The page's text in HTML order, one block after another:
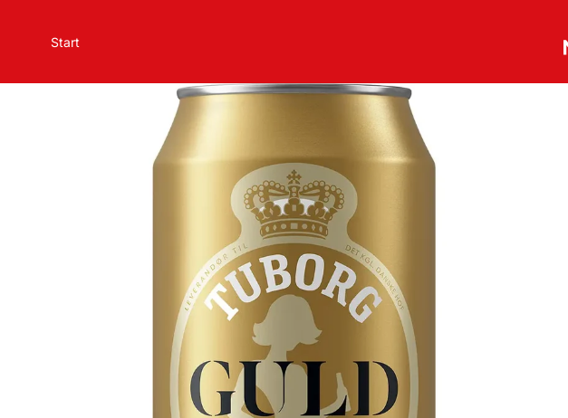
Start
Zur Startseite – Nielsen Handel